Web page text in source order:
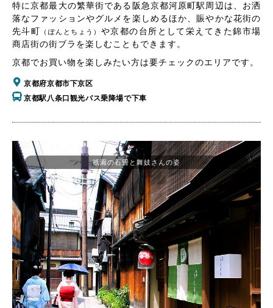
特に京都最大の繁華街である阪急京都河原町駅周辺は、お洒
落なファッションやグルメを楽しめるほか、賑やかな花街の
先斗町
（ぽんとちょう） や京都の台所として栄えてきた錦市場
商店街の街ブラを楽しむこともできます。
京都でお買い物を楽しみたい方は要チェックのエリアです。
京都府京都市下京区
京都駅八条口観光バス乗降場で下車
祇園の石畳と舞妓さんの姿